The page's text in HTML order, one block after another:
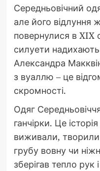
Середньовічний
але його відлуння
повернулися в XIX
силуети
Александра
з вуаллю – це
скромності.
Одяг
ганчірки. Це
виживали, творили
грубу вовну чи
зберігав тепло рук